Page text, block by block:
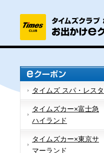
タイムズ スパ・レスタ
タイムズカー×富士急
ハイランド
タイムズカー×東京サ
マーランド